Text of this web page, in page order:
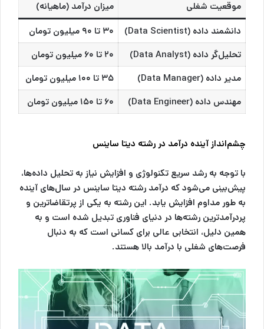
موقعیت شغلی
میزان درآمد (ماهیانه)
دانشمند داده (Data Scientist)
۳۰ تا ۹۰ میلیون تومان
تحلیل‌گر داده (Data Analyst)
۲۰ تا ۶۰ میلیون تومان
مدیر داده (Data Manager)
۳۵ تا ۱۰۰ میلیون تومان
مهندس داده (Data Engineer)
۶۰ تا ۱۵۰ میلیون تومان
چشم‌انداز آینده درآمد در رشته دیتا ساینس
با توجه به رشد سریع تکنولوژی و افزایش نیاز به تحلیل داده‌ها،
پیش‌بینی می‌شود که درآمد رشته دیتا ساینس در سال‌های آینده
به طور مداوم افزایش یابد. این رشته به یکی از پرتقاضاترین و
پردرآمدترین رشته‌ها در دنیای فناوری تبدیل شده است و به
همین دلیل، انتخابی عالی برای کسانی است که به دنبال
فرصت‌های شغلی با درآمد بالا هستند.